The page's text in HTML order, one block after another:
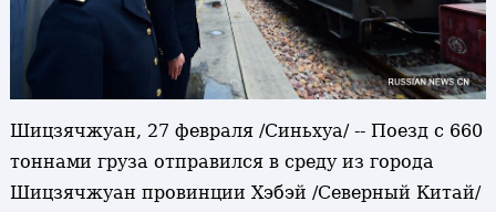
Шицзячжуан, 27 февраля /Синьхуа/ -- Поезд с 660
тоннами груза отправился в среду из города
Шицзячжуан провинции Хэбэй /Северный Китай/